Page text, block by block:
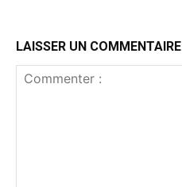
LAISSER UN COMMENTAIRE